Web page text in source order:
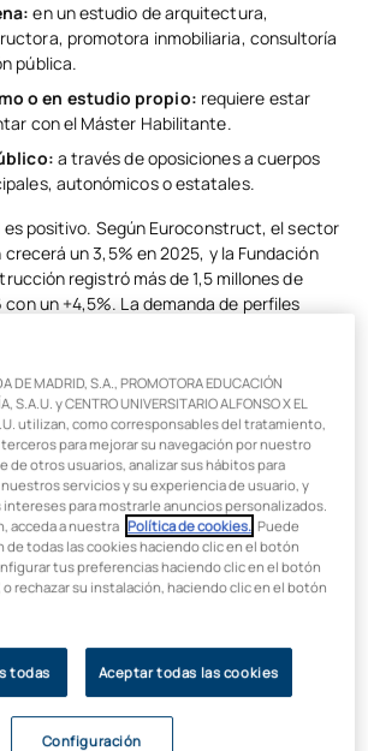
tu empleabilidad como arquitecto?
en un estudio de arquitectura,
promotora inmobiliaria, consultoría
pública.
o en estudio propio: requiere estar
con el Máster Habilitante.
a través de oposiciones a cuerpos
autonómicos o estatales.
es positivo. Según Euroconstruct, el sector
un 3,5% en 2025, y la Fundación
registró más de 1,5 millones de
un +4,5%. La demanda de perfiles
salidas
de Arquitectura
y sigue siendo una de las más
proyectista diseña edificios
hasta la redacción del proyecto técnico
edificios industriales, equipamientos
hospitalaria. Para ejercer de forma
el Máster Habilitante y la
DE MADRID, S.A., PROMOTORA EDUCACIÓN
S.A.U. y CENTRO UNIVERSITARIO ALFONSO X EL
utilizan, como corresponsables del tratamiento,
para mejorar su navegación por nuestro
de otros usuarios, analizar sus hábitos para
servicios y su experiencia de usuario, y
intereses para mostrarle anuncios personalizados.
acceda a nuestra Política de cookies. . Puede
de todas las cookies haciendo clic en el botón
tus preferencias haciendo clic en el botón
o rechazar su instalación, haciendo clic en el botón
todas Aceptar todas las cookies
Configuración